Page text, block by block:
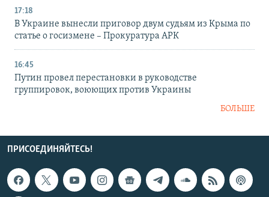
17:18
В Украине вынесли приговор двум судьям из Крыма по
статье о госизмене – Прокуратура АРК
16:45
Путин провел перестановки в руководстве
группировок, воюющих против Украины
БОЛЬШЕ
ПРИСОЕДИНЯЙТЕСЬ!